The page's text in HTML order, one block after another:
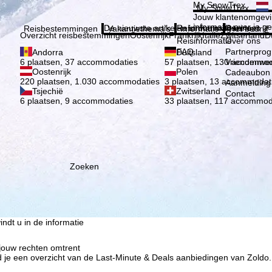
wij, TravelTrex GmbH,
behulp van
individuele
nodig (op elk
in derde landen
technologieën. Als u op
uitvoering van het
u in de informatie
rechten omtrent
My SnowTrex
My SnowTrex
Jouw
informatie over je
Reisbestemmingen
Overzicht reisbestemmingenOostenrijkFrankrijkItaliëZwitserland
Andorra
6 plaatsen, 37 accommodaties
Duitsland
57 plaatsen, 130
Oostenrijk
220 plaatsen, 1.030 accommodaties
Polen
3 plaatsen, 13
Tsjechië
6 plaatsen, 9 accommodaties
Zwitserland
33 plaatsen, 117
Vakantiethema's
De nieuwste artikelen in ons magazine
Informatie
Reisinformatie
Reisinformatie
FAQ
Het bedrijf
Over ons
Over ons
Cadeaubon
Contact
Zoeken
een overzicht van de Last-Minute & Deals aanbiedingen van Zoldo.